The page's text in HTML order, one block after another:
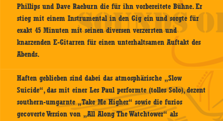
Phillips und Dave Raeburn die für ihn vorbereitete Bühne. Er
stieg mit einem Instrumental in den Gig ein und sorgte für
exakt 45 Minuten mit seinen diversen verzerrten und
knarzenden E-Gitarren für einen unterhaltsamen Auftakt des
Abends.
Haften geblieben sind dabei das atmosphärische „Slow
Suicide“, das mit einer Les Paul performte (tolles Solo), dezent
southern-umgarnte „Take Me Higher“ sowie die furios
gecoverte Version von „All Along The Watchtower“ als